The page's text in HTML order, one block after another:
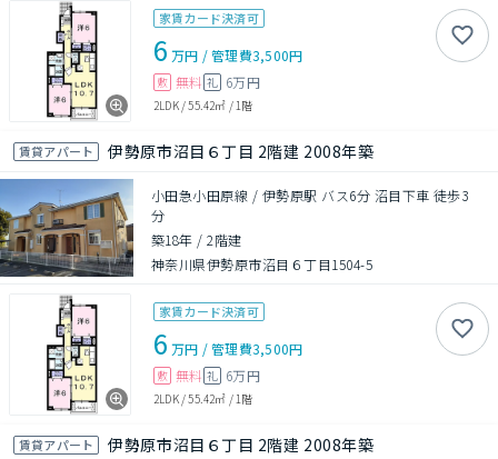
家賃カード決済可
6 万円 /管理費3,500円
敷 無料 礼 6万円
2LDK/55.42㎡ /1階
賃貸アパート 伊勢原市沼目６丁目 2階建 2008年築
小田急小田原線 / 伊勢原駅 バス6分 沼目下車 徒歩3
分
築18年 /2階建
神奈川県伊勢原市沼目６丁目1504-5
家賃カード決済可
6 万円 /管理費3,500円
敷 無料 礼 6万円
2LDK/55.42㎡ /1階
賃貸アパート 伊勢原市沼目６丁目 2階建 2008年築